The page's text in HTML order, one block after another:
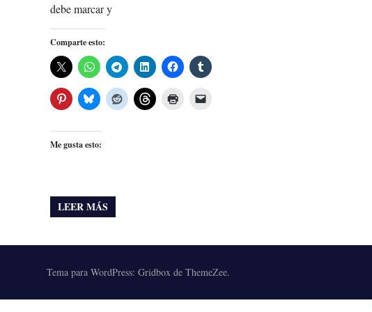
debe marcar y
Comparte esto:
Me gusta esto:
LEER MÁS
Tema para WordPress: Gridbox de ThemeZee.